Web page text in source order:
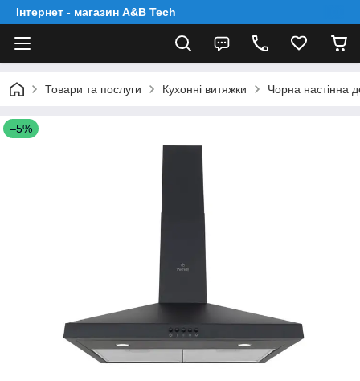
Інтернет - магазин A&B Tech
Товари та послуги Кухонні витяжки Чорна настінна
–5%